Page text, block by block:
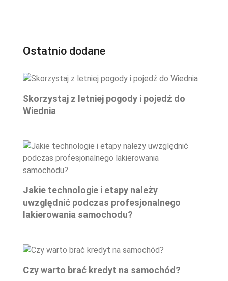
Ostatnio dodane
Skorzystaj z letniej pogody i pojedź do
Wiednia
Jakie technologie i etapy należy
uwzględnić podczas profesjonalnego
lakierowania samochodu?
Czy warto brać kredyt na samochód?